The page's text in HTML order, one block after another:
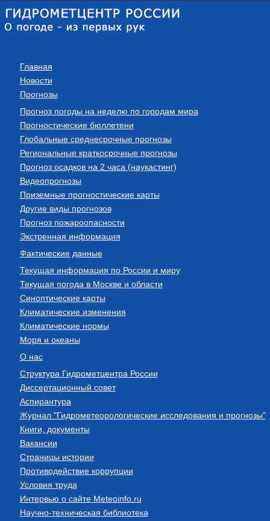
Главная
Новости
Прогнозы
Прогноз погоды на неделю по городам мира
Прогностические бюллетени
Глобальные среднесрочные прогнозы
Региональные краткосрочные прогнозы
Прогноз осадков на 2 часа (наукастинг)
Видеопрогнозы
Приземные прогностические карты
Другие виды прогнозов
Прогноз пожароопасности
Экстренная информация
Фактические данные
Текущая информация по России и миру
Текущая погода в Москве и области
Синоптические карты
Климатические изменения
Климатические нормы
Моря и океаны
О нас
Структура Гидрометцентра России
Диссертационный совет
Аспирантура
Журнал "Гидрометеорологические исследования и прогнозы"
Книги, документы
Вакансии
Страницы истории
Противодействие коррупции
Условия труда
Интервью о сайте Meteoinfo.ru
Научно-техническая библиотека